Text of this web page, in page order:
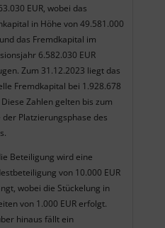
EUR, wobei das
in Höhe von 49.581.000
das Fremdkapital im
6.582.030 EUR
Zum 31.12.2023 liegt das
Fremdkapital bei 1.928.678
Diese Zahlen gelten bis zum
der Platzierungsphase des
Beteiligung wird eine
von 10.000 EUR
wobei die Stückelung in
von 1.000 EUR erfolgt.
hinaus fällt ein